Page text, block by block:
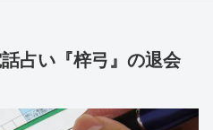
占い『梓弓』の退会